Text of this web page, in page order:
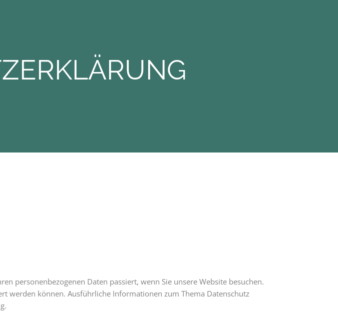
personenbezogenen Daten passiert, wenn Sie unsere Website besuchen.
werden können. Ausführliche Informationen zum Thema Datenschutz